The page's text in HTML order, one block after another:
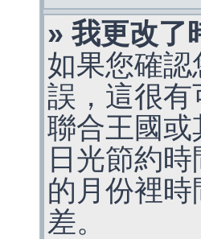
» 我更改了
如果您確
誤，這很
聯合王國
日光節約
的月份裡
差。